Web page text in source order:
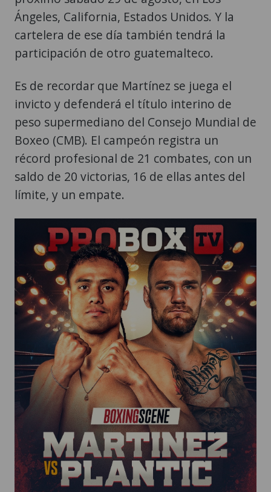
Ángeles, California, Estados Unidos. Y la
cartelera de ese día también tendrá la
participación de otro guatemalteco.
Es de recordar que Martínez se juega el
invicto y defenderá el título interino de
peso supermediano del Consejo Mundial de
Boxeo (CMB). El campeón registra un
récord profesional de 21 combates, con un
saldo de 20 victorias, 16 de ellas antes del
límite, y un empate.